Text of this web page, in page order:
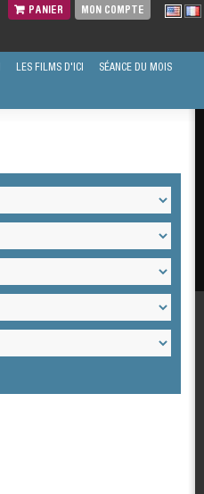
PANIER MON COMPTE
LES FILMS D'ICI SÉANCE DU MOIS